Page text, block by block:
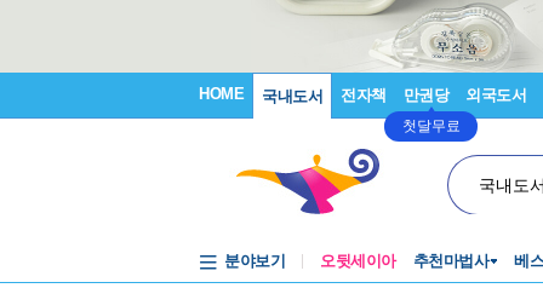
HOME 국내도서 전자책 만권당
첫달무료
외국도서
국내도
분야보기 오뒷세이아 추천마법사 베